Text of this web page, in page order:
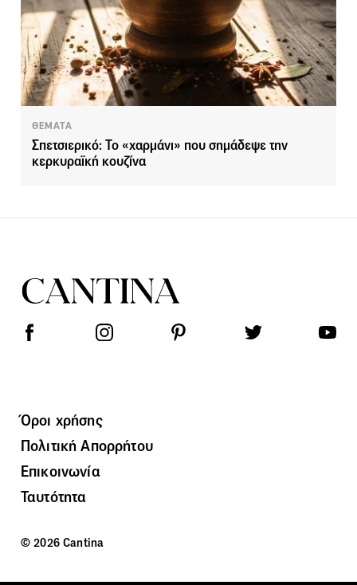
ΘΕΜΑΤΑ
Σπετσιερικό: Το «χαρμάνι» που σημάδεψε την
κερκυραϊκή κουζίνα
Όροι χρήσης
Πολιτική Απορρήτου
Επικοινωνία
Ταυτότητα
© 2026 Cantina